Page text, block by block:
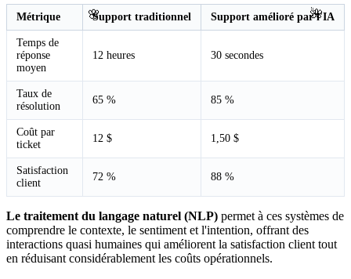
🌸 🌺
Métrique Support traditionnel Support amélioré par l'IA
Temps de
réponse
moyen
12 heures 30 secondes
Taux de
résolution
65 % 85 %
Coût par
ticket
12 $ 1,50 $
Satisfaction
client
72 % 88 %
Le traitement du langage naturel (NLP) permet à ces systèmes de
comprendre le contexte, le sentiment et l'intention, offrant des
interactions quasi humaines qui améliorent la satisfaction client tout
en réduisant considérablement les coûts opérationnels.